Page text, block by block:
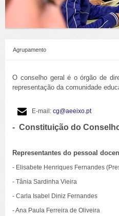
Agrupamento
O conselho geral é o órgão de
representação da comunidade
E-mail:cg@aeeixo.pt
- Constituição do
Representantes do pessoal
- Elisabete Henriques Fernandes
- Tânia Sardinha Vieira
- Carla Isabel Diniz Fernandes
- Ana Paula Ferreira de Oliveira